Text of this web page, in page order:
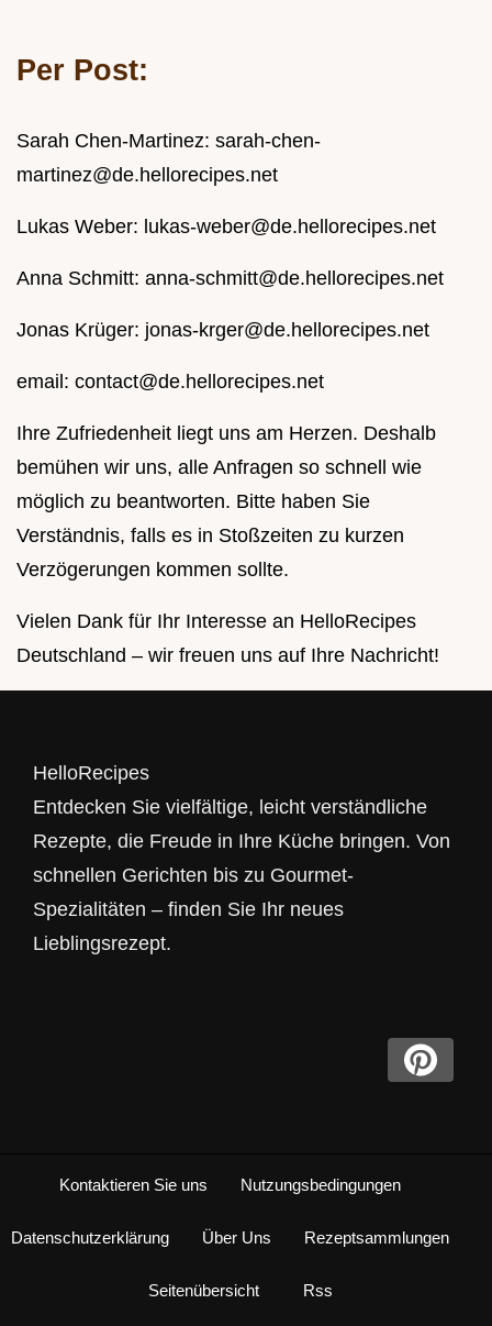
Per Post:
Sarah Chen-Martinez: sarah-chen-
martinez@de.hellorecipes.net
Lukas Weber: lukas-weber@de.hellorecipes.net
Anna Schmitt: anna-schmitt@de.hellorecipes.net
Jonas Krüger: jonas-krger@de.hellorecipes.net
email: contact@de.hellorecipes.net
Ihre Zufriedenheit liegt uns am Herzen. Deshalb
bemühen wir uns, alle Anfragen so schnell wie
möglich zu beantworten. Bitte haben Sie
Verständnis, falls es in Stoßzeiten zu kurzen
Verzögerungen kommen sollte.
Vielen Dank für Ihr Interesse an HelloRecipes
Deutschland – wir freuen uns auf Ihre Nachricht!
HelloRecipes
Entdecken Sie vielfältige, leicht verständliche
Rezepte, die Freude in Ihre Küche bringen. Von
schnellen Gerichten bis zu Gourmet-
Spezialitäten – finden Sie Ihr neues
Lieblingsrezept.
Kontaktieren Sie uns Nutzungsbedingungen
Datenschutzerklärung Über Uns Rezeptsammlungen
Seitenübersicht Rss